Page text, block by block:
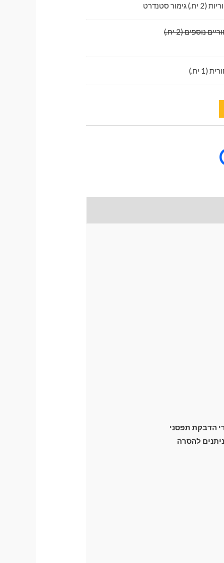
סטנדרט
נוספים (2 יח.)
(1 יח.)
הדבקת תפסני
מכני לרכב) וניתנים להסרה